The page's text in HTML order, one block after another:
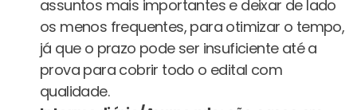
assuntos mais importantes e deixar de lado
os menos frequentes, para otimizar o tempo,
já que o prazo pode ser insuficiente até a
prova para cobrir todo o edital com
qualidade.